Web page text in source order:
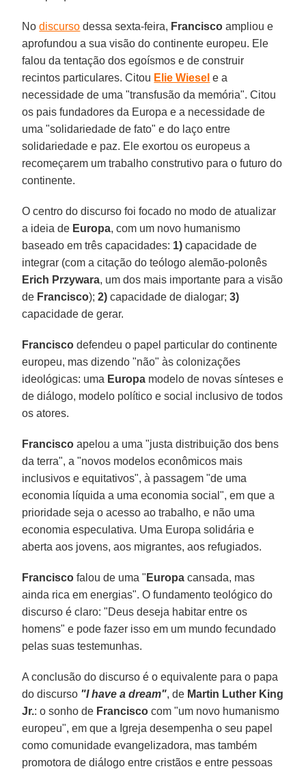
Nodiscurso dessa sexta-feira, Francisco ampliou e
aprofundou a sua visão do continente europeu. Ele
falou da tentação dos egoísmos e de construir
recintos particulares. Citou Elie Wiesel e a
necessidade de uma "transfusão da memória". Citou
os pais fundadores da Europa e a necessidade de
uma "solidariedade de fato" e do laço entre
solidariedade e paz. Ele exortou os europeus a
recomeçarem um trabalho construtivo para o futuro do
continente.
O centro do discurso foi focado no modo de atualizar
a ideia de Europa, com um novo humanismo
baseado em três capacidades: 1) capacidade de
integrar (com a citação do teólogo alemão-polonês
Erich Przywara, um dos mais importante para a visão
de Francisco); 2) capacidade de dialogar; 3)
capacidade de gerar.
Francisco defendeu o papel particular do continente
europeu, mas dizendo "não" às colonizações
ideológicas: uma Europa modelo de novas sínteses e
de diálogo, modelo político e social inclusivo de todos
os atores.
Francisco apelou a uma "justa distribuição dos bens
da terra", a "novos modelos econômicos mais
inclusivos e equitativos", à passagem "de uma
economia líquida a uma economia social", em que a
prioridade seja o acesso ao trabalho, e não uma
economia especulativa. Uma Europa solidária e
aberta aos jovens, aos migrantes, aos refugiados.
Francisco falou de uma " Europa cansada, mas
ainda rica em energias". O fundamento teológico do
discurso é claro: "Deus deseja habitar entre os
homens" e pode fazer isso em um mundo fecundado
pelas suas testemunhas.
A conclusão do discurso é o equivalente para o papa
do discurso "I have a dream", de Martin Luther King
Jr.: o sonho de Francisco com "um novo humanismo
europeu", em que a Igreja desempenha o seu papel
como comunidade evangelizadora, mas também
promotora de diálogo entre cristãos e entre pessoas